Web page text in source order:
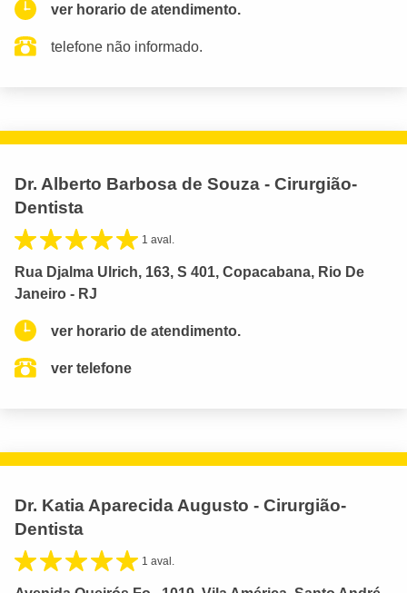
ver horario de atendimento.
telefone não informado.
Dr. Alberto Barbosa de Souza - Cirurgião-
Dentista
1 aval.
Rua Djalma Ulrich, 163, S 401, Copacabana, Rio De
Janeiro - RJ
ver horario de atendimento.
ver telefone
Dr. Katia Aparecida Augusto - Cirurgião-
Dentista
1 aval.